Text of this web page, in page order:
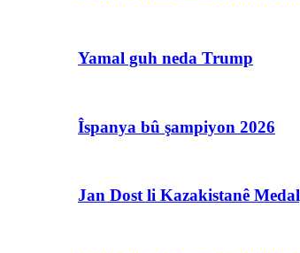
Yamal guh neda Trump
Îspanya bû şampiyon 2026
Jan Dost li Kazakistanê